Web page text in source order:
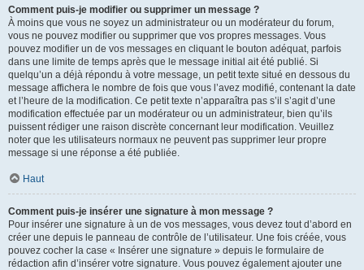
Comment puis-je modifier ou supprimer un message ?
À moins que vous ne soyez un administrateur ou un modérateur du forum,
vous ne pouvez modifier ou supprimer que vos propres messages. Vous
pouvez modifier un de vos messages en cliquant le bouton adéquat, parfois
dans une limite de temps après que le message initial ait été publié. Si
quelqu’un a déjà répondu à votre message, un petit texte situé en dessous du
message affichera le nombre de fois que vous l’avez modifié, contenant la date
et l’heure de la modification. Ce petit texte n’apparaîtra pas s’il s’agit d’une
modification effectuée par un modérateur ou un administrateur, bien qu’ils
puissent rédiger une raison discrète concernant leur modification. Veuillez
noter que les utilisateurs normaux ne peuvent pas supprimer leur propre
message si une réponse a été publiée.
Haut
Comment puis-je insérer une signature à mon message ?
Pour insérer une signature à un de vos messages, vous devez tout d’abord en
créer une depuis le panneau de contrôle de l’utilisateur. Une fois créée, vous
pouvez cocher la case « Insérer une signature » depuis le formulaire de
rédaction afin d’insérer votre signature. Vous pouvez également ajouter une